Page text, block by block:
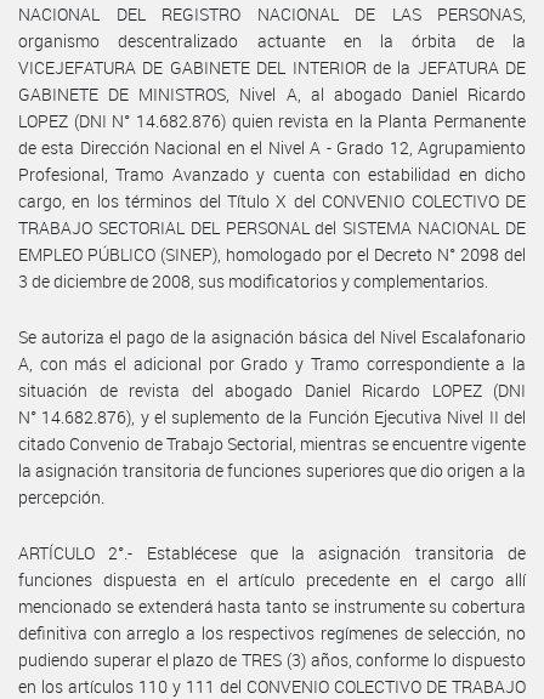
NACIONAL DEL REGISTRO NACIONAL DE LAS PERSONAS,
organismo descentralizado actuante en la órbita de la
VICEJEFATURA DE GABINETE DEL INTERIOR de la JEFATURA DE
GABINETE DE MINISTROS, Nivel A, al abogado Daniel Ricardo
LOPEZ (DNI N° 14.682.876) quien revista en la Planta Permanente
de esta Dirección Nacional en el Nivel A - Grado 12, Agrupamiento
Profesional, Tramo Avanzado y cuenta con estabilidad en dicho
cargo, en los términos del Título X del CONVENIO COLECTIVO DE
TRABAJO SECTORIAL DEL PERSONAL del SISTEMA NACIONAL DE
EMPLEO PÚBLICO (SINEP), homologado por el Decreto N° 2098 del
3 de diciembre de 2008, sus modificatorios y complementarios.
Se autoriza el pago de la asignación básica del Nivel Escalafonario
A, con más el adicional por Grado y Tramo correspondiente a la
situación de revista del abogado Daniel Ricardo LOPEZ (DNI
N° 14.682.876), y el suplemento de la Función Ejecutiva Nivel II del
citado Convenio de Trabajo Sectorial, mientras se encuentre vigente
la asignación transitoria de funciones superiores que dio origen a la
percepción.
ARTÍCULO 2°.- Establécese que la asignación transitoria de
funciones dispuesta en el artículo precedente en el cargo allí
mencionado se extenderá hasta tanto se instrumente su cobertura
definitiva con arreglo a los respectivos regímenes de selección, no
pudiendo superar el plazo de TRES (3) años, conforme lo dispuesto
en los artículos 110 y 111 del CONVENIO COLECTIVO DE TRABAJO